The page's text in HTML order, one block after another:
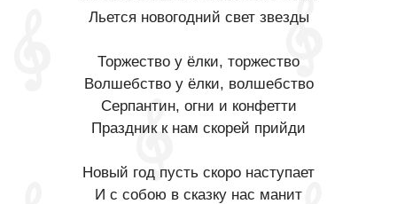
Льется новогодний свет звезды
Торжество у ёлки, торжество
Волшебство у ёлки, волшебство
Серпантин, огни и конфетти
Праздник к нам скорей прийди
Новый год пусть скоро наступает
И с собою в сказку нас манит